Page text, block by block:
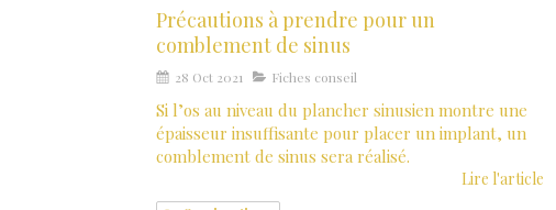
Précautions à prendre pour un
comblement de sinus
28 Oct 2021 Fiches conseil
Si l’os au niveau du plancher sinusien montre une
épaisseur insuffisante pour placer un implant, un
comblement de sinus sera réalisé.
Lire l'article